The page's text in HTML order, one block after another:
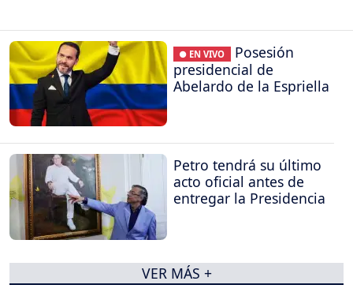
● EN VIVO
Posesión
presidencial de
Abelardo de la Espriella
Petro tendrá su último
acto oficial antes de
entregar la Presidencia
VER MÁS +